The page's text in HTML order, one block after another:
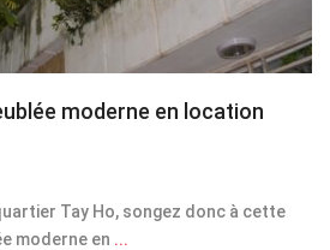
moderne en location
Tay Ho, songez donc à cette
moderne en ...